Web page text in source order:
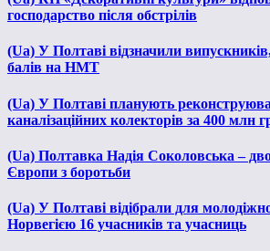
господарство після обстрілів
(Ua) У Полтаві відзначили
балів на НМТ
(Ua) У Полтаві планують
каналізаційних колекторів за 400 млн
(Ua) Полтавка Надія Соколовська –
Європи з боротьби
(Ua) У Полтаві відібрали для
Норвегією 16 учасників та учасниць